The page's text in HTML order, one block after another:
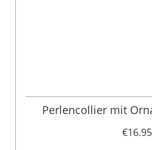
Perlencollier mit
€16.95